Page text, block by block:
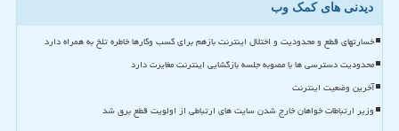
دیدنی های کمک وب
خسارتهای قطع و محدودیت و اختلال اینترنت بازهم برای کسب وکارها خاطره تلخ به همراه دارد
محدودیت دسترسی ها با مصوبه جلسه بازگشایی اینترنت مغایرت دارد
آخرین وضعیت اینترنت
وزیر ارتباطات خواهان خارج شدن سایت های ارتباطی از اولویت قطع برق شد